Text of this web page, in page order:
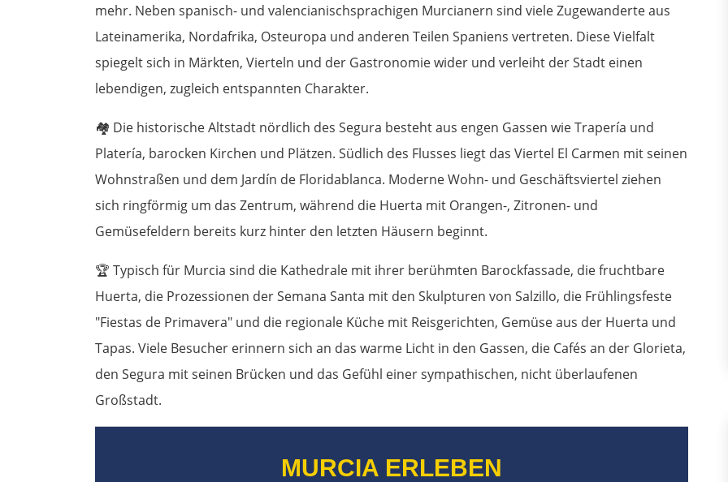
mehr. Neben spanisch- und valencianischsprachigen Murcianern sind viele Zugewanderte aus
Lateinamerika, Nordafrika, Osteuropa und anderen Teilen Spaniens vertreten. Diese Vielfalt
spiegelt sich in Märkten, Vierteln und der Gastronomie wider und verleiht der Stadt einen
lebendigen, zugleich entspannten Charakter.
🏘️ Die historische Altstadt nördlich des Segura besteht aus engen Gassen wie Trapería und
Platería, barocken Kirchen und Plätzen. Südlich des Flusses liegt das Viertel El Carmen mit seinen
Wohnstraßen und dem Jardín de Floridablanca. Moderne Wohn- und Geschäftsviertel ziehen
sich ringförmig um das Zentrum, während die Huerta mit Orangen-, Zitronen- und
Gemüsefeldern bereits kurz hinter den letzten Häusern beginnt.
🏆 Typisch für Murcia sind die Kathedrale mit ihrer berühmten Barockfassade, die fruchtbare
Huerta, die Prozessionen der Semana Santa mit den Skulpturen von Salzillo, die Frühlingsfeste
"Fiestas de Primavera" und die regionale Küche mit Reisgerichten, Gemüse aus der Huerta und
Tapas. Viele Besucher erinnern sich an das warme Licht in den Gassen, die Cafés an der Glorieta,
den Segura mit seinen Brücken und das Gefühl einer sympathischen, nicht überlaufenen
Großstadt.
MURCIA ERLEBEN